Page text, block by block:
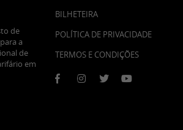
de
a
de
em
BILHETEIRA
POLÍTICA DE PRIVACIDADE
TERMOS E CONDIÇÕES